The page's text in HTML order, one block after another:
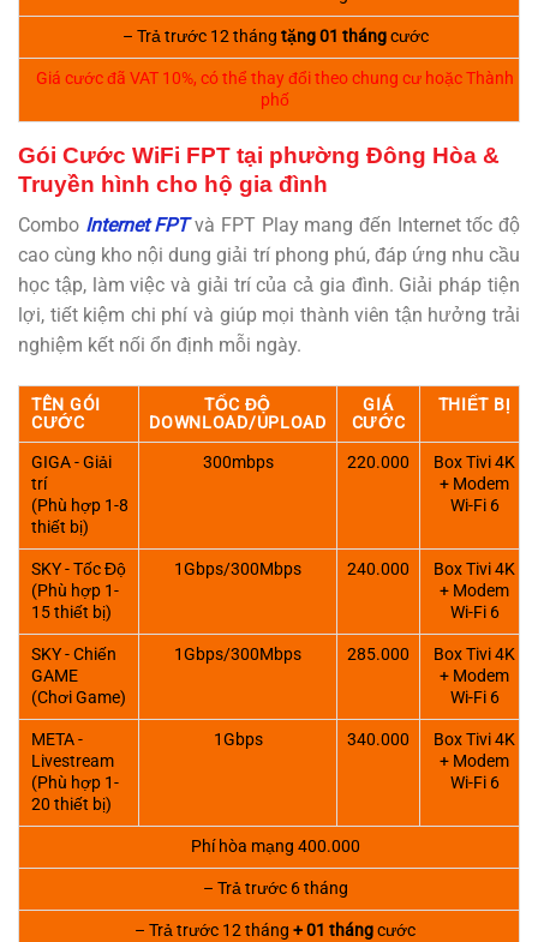
– Trả trước 12 tháng tặng 01 thángcước
Giá cước đã VAT 10%, có thể thay đổi theo chung cư hoặc Thành
phố
Gói Cước WiFi FPT tại phường Đông Hòa &
Truyền hình cho hộ gia đình
Combo Internet FPTvà FPT Play mang đến Internet tốc độ
cao cùng kho nội dung giải trí phong phú, đáp ứng nhu cầu
học tập, làm việc và giải trí của cả gia đình. Giải pháp tiện
lợi, tiết kiệm chi phí và giúp mọi thành viên tận hưởng trải
nghiệm kết nối ổn định mỗi ngày.
TÊN GÓI
CƯỚC
TỐC ĐỘ
DOWNLOAD/UPLOAD
GIÁ
CƯỚC
THIẾT BỊ
GIGA - Giải
trí
(Phù hợp 1-8
thiết bị)
300mbps 220.000
Box Tivi 4K
+ Modem
Wi-Fi 6
SKY - Tốc Độ
(Phù hợp 1-
15 thiết bị)
1Gbps/300Mbps 240.000
Box Tivi 4K
+ Modem
Wi-Fi 6
SKY - Chiến
GAME
(Chơi Game)
1Gbps/300Mbps 285.000
Box Tivi 4K
+ Modem
Wi-Fi 6
META -
Livestream
(Phù hợp 1-
20 thiết bị)
1Gbps 340.000
Box Tivi 4K
+ Modem
Wi-Fi 6
Phí hòa mạng 400.000
– Trả trước 6 tháng
– Trả trước 12 tháng + 01 thángcước